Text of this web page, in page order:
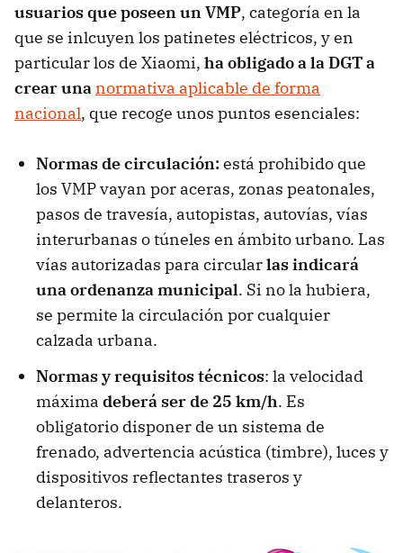
usuarios que poseen un VMP, categoría en la
que se inlcuyen los patinetes eléctricos, y en
particular los de Xiaomi, ha obligado a la DGT a
crear unanormativa aplicable de forma
nacional, que recoge unos puntos esenciales:
Normas de circulación:está prohibido que
los VMP vayan por aceras, zonas peatonales,
pasos de travesía, autopistas, autovías, vías
interurbanas o túneles en ámbito urbano. Las
vías autorizadas para circularlas indicará
una ordenanza municipal. Si no la hubiera,
se permite la circulación por cualquier
calzada urbana.
Normas y requisitos técnicos: la velocidad
máxima deberá ser de 25 km/h. Es
obligatorio disponer de un sistema de
frenado, advertencia acústica (timbre), luces y
dispositivos reflectantes traseros y
delanteros.